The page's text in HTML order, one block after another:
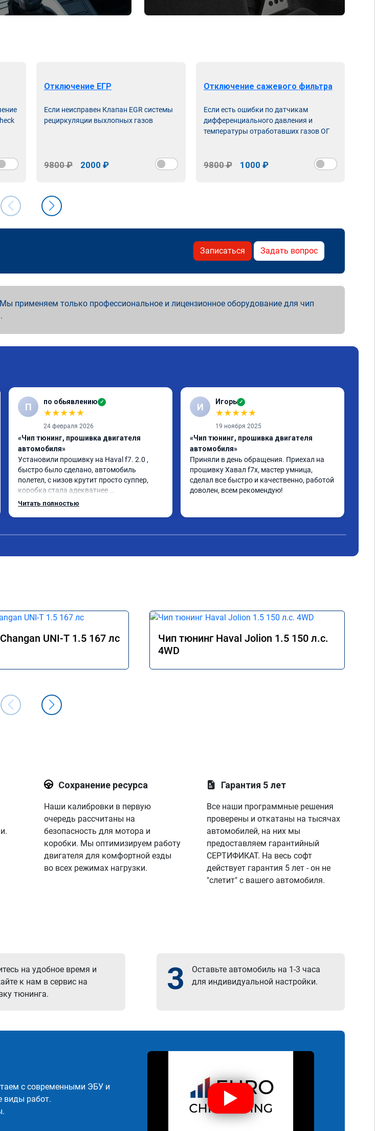
Отключение ЕГР
Если неисправен Клапан EGR системы
рециркуляции выхлопных газов
9800 ₽ 2000 ₽
Отключение сажевого фильтра
Если есть ошибки по датчикам
дифференциального давления и
температуры отработавших газов ОГ
9800 ₽ 1000 ₽
Записаться Задать вопрос
применяем только профессиональное и лицензионное оборудование для чип
П по обьявлению ✓
★★★★★
24 февраля 2026
«Чип тюнинг, прошивка двигателя
автомобиля»
Установили прошивку на Haval f7. 2.0 ,
быстро было сделано, автомобиль
полетел, с низов крутит просто суппер,
коробка стала адекватнее
переключаться, в общем очень доволен,
Читать полностью
И Игорь ✓
★★★★★
19 ноября 2025
«Чип тюнинг, прошивка двигателя
автомобиля»
Приняли в день обращения. Приехал на
прошивку Хавал f7x, мастер умница,
сделал все быстро и качественно, работой
доволен, всем рекомендую!
UNI-T 1.5 167 лс
Чип тюнинг Haval Jolion 1.5 150 л.с.
4WD
Сохранение ресурса
Наши калибровки в первую
очередь рассчитаны на
безопасность для мотора и
коробки. Мы оптимизируем работу
двигателя для комфортной езды
во всех режимах нагрузки.
Гарантия 5 лет
Все наши программные решения
проверены и откатаны на тысячах
автомобилей, на них мы
предоставляем гарантийный
СЕРТИФИКАТ. На весь софт
действует гарантия 5 лет - он не
"слетит" с вашего автомобиля.
на удобное время и
к нам в сервис на
тюнинга.
3
Оставьте автомобиль на 1-3 часа
для индивидуальной настройки.
с современными ЭБУ и
виды работ.